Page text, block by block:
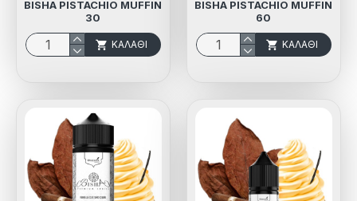
BISHA PISTACHIO MUFFIN
30
ΚΑΛΆΘΙ
BISHA PISTACHIO MUFFIN
60
ΚΑΛΆΘΙ